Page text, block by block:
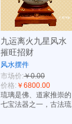
九运离火九星风水
摧旺招财
风水摆件
市场价:￥0.00
价格: ￥6800.00
琉璃是佛、道家推崇的
七宝法器之一，古法琉